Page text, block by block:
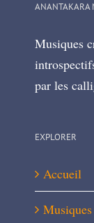
ANANTAKARA
Musiques
par les
EXPLORER
Accueil